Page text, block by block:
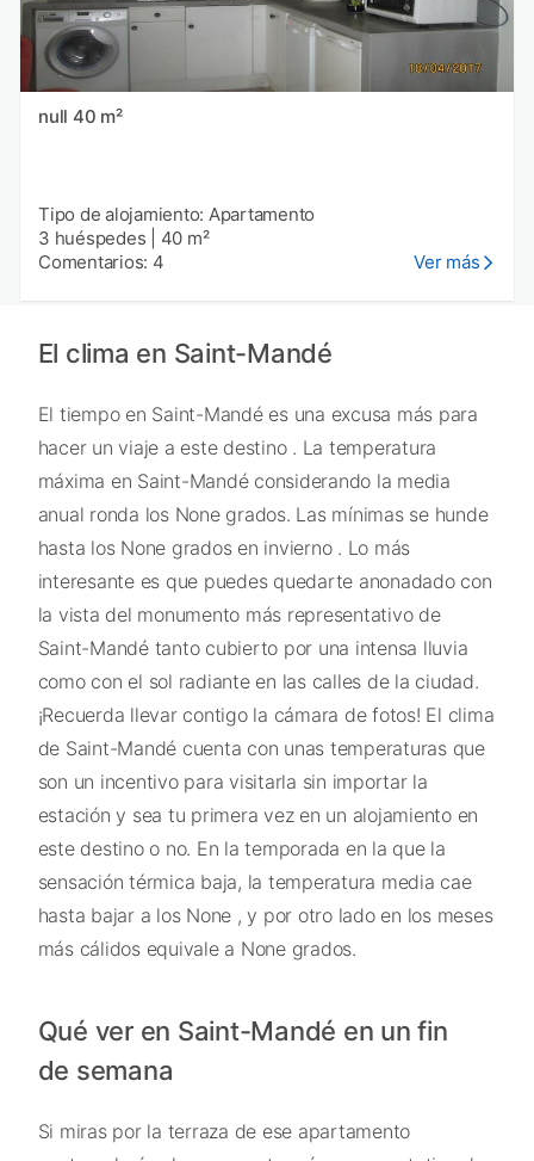
null 40 m²
Tipo de alojamiento: Apartamento
3 huéspedes
40 m²
Comentarios: 4
Ver más
El clima en Saint-Mandé
El tiempo en Saint-Mandé es una excusa más para
hacer un viaje a este destino . La temperatura
máxima en Saint-Mandé considerando la media
anual ronda los None grados. Las mínimas se hunde
hasta los None grados en invierno . Lo más
interesante es que puedes quedarte anonadado con
la vista del monumento más representativo de
Saint-Mandé tanto cubierto por una intensa lluvia
como con el sol radiante en las calles de la ciudad.
¡Recuerda llevar contigo la cámara de fotos! El clima
de Saint-Mandé cuenta con unas temperaturas que
son un incentivo para visitarla sin importar la
estación y sea tu primera vez en un alojamiento en
este destino o no. En la temporada en la que la
sensación térmica baja, la temperatura media cae
hasta bajar a los None , y por otro lado en los meses
más cálidos equivale a None grados.
Qué ver en Saint-Mandé en un fin
de semana
Si miras por la terraza de ese apartamento